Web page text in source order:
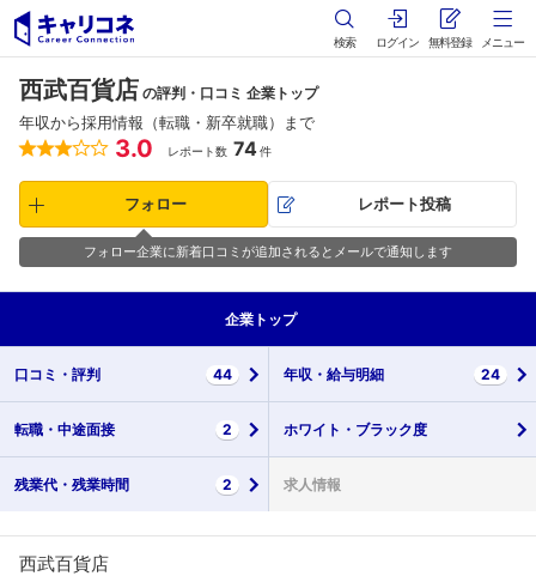
検索 ログイン 無料登録 メニュー
西武百貨店 の評判・口コミ 企業トップ
年収から採用情報（転職・新卒就職）まで
3.0 レポート数 74件
フォロー レポート投稿
フォロー企業に新着口コミが追加されるとメールで通知します
企業 トップ
口コミ・ 評判 44 年収・ 給与明細 24
転職・ 中途面接 2 ホワイト・ ブラック度
残業代・ 残業時間 2 求人情報
西武百貨店